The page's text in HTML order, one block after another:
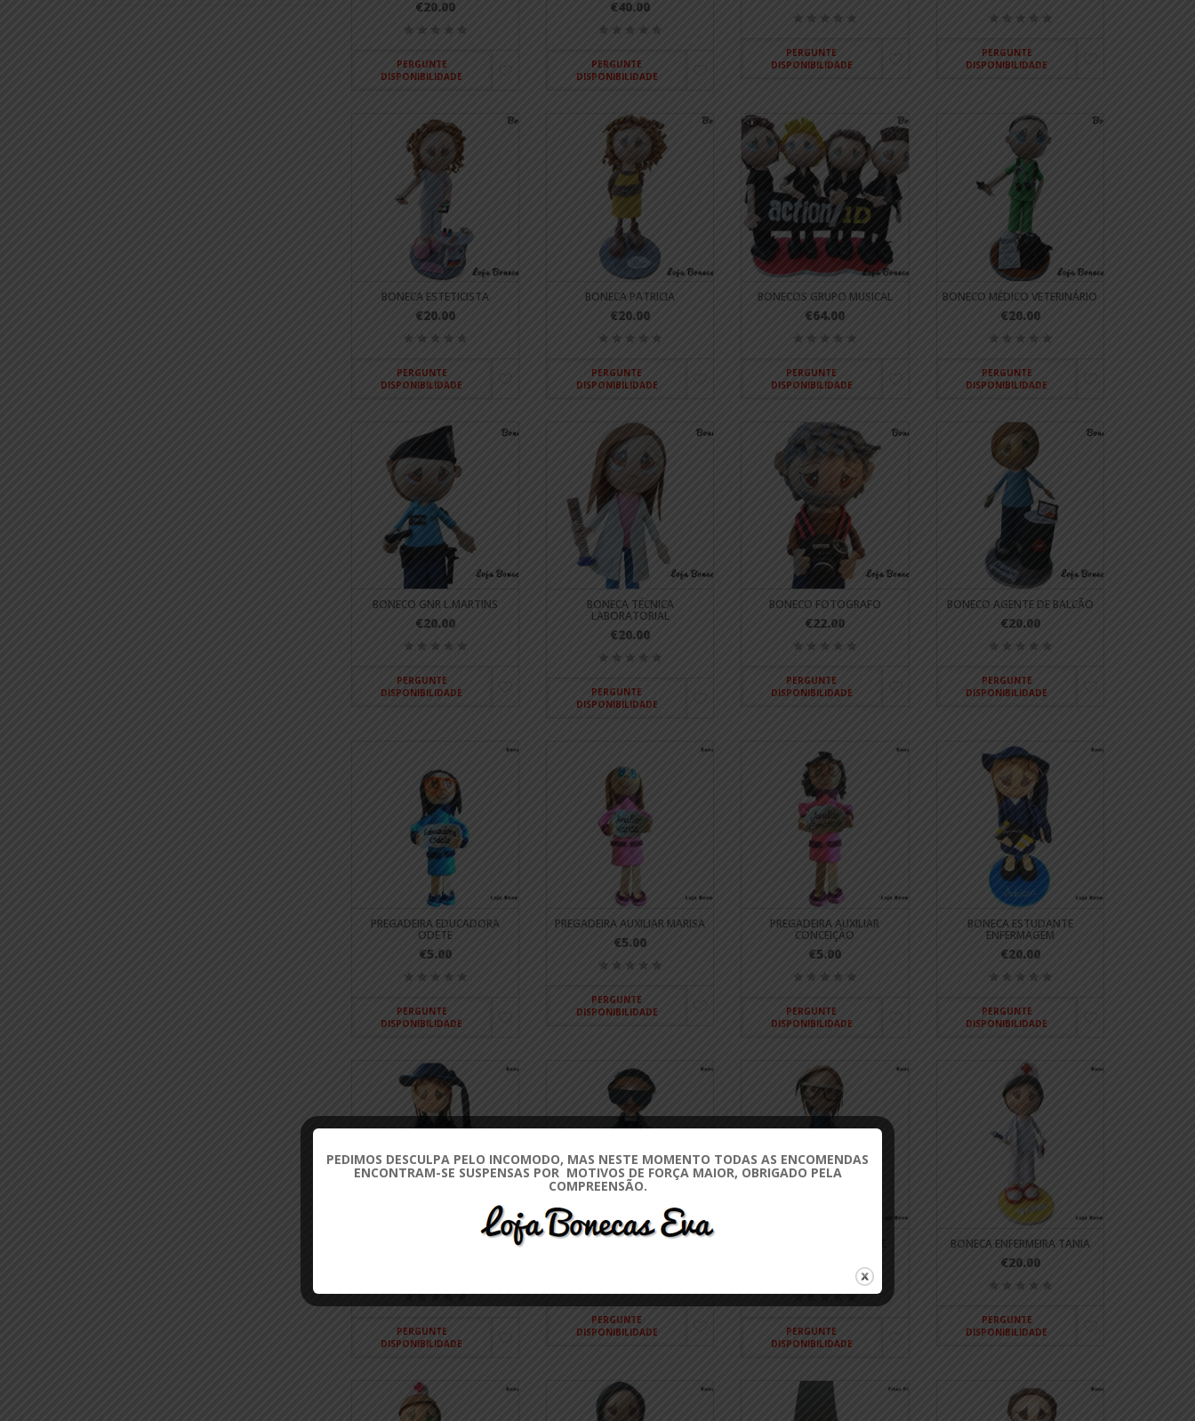
€20.00
PERGUNTE
DISPONIBILIDADE
€40.00
PERGUNTE
DISPONIBILIDADE
PERGUNTE
DISPONIBILIDADE
PERGUNTE
DISPONIBILIDADE
BONECA ESTETICISTA
€20.00
PERGUNTE
DISPONIBILIDADE
BONECA PATRICIA
€20.00
PERGUNTE
DISPONIBILIDADE
BONECOS GRUPO MUSICAL
€64.00
PERGUNTE
DISPONIBILIDADE
BONECO MÉDICO VETERINÁRIO
€20.00
PERGUNTE
DISPONIBILIDADE
BONECO GNR L.MARTINS
€20.00
PERGUNTE
DISPONIBILIDADE
BONECA TÉCNICA
LABORATORIAL
€20.00
PERGUNTE
DISPONIBILIDADE
BONECO FOTOGRAFO
€22.00
PERGUNTE
DISPONIBILIDADE
BONECO AGENTE DE BALCÃO
€20.00
PERGUNTE
DISPONIBILIDADE
PREGADEIRA EDUCADORA
ODETE
€5.00
PERGUNTE
DISPONIBILIDADE
PREGADEIRA AUXILIAR MARISA
€5.00
PERGUNTE
DISPONIBILIDADE
PREGADEIRA AUXILIAR
CONCEIÇÃO
€5.00
PERGUNTE
DISPONIBILIDADE
BONECA ESTUDANTE
ENFERMAGEM
€20.00
PERGUNTE
DISPONIBILIDADE
PERGUNTE
DISPONIBILIDADE
BONECO CANTOR MUSICAL
PERGUNTE
DISPONIBILIDADE
PERGUNTE
DISPONIBILIDADE
BONECA ENFERMEIRA TANIA
€20.00
PERGUNTE
DISPONIBILIDADE
PEDIMOS DESCULPA PELO INCOMODO, MAS NESTE MOMENTO TODAS AS ENCOMENDAS
ENCONTRAM-SE SUSPENSAS POR MOTIVOS DE FORÇA MAIOR, OBRIGADO PELA
COMPREENSÃO.